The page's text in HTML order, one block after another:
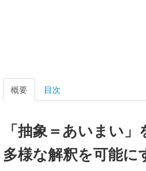
概要 目次
「抽象＝あいまい」
多様な解釈を可能に